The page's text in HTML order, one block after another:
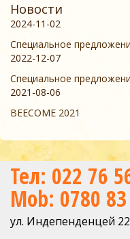
Новости
2024-11-02
Специальное
2022-12-07
Специальное
2021-08-06
BEECOME 2021
Тел: 022 76
Mob: 0780
ул. Индепенденцей